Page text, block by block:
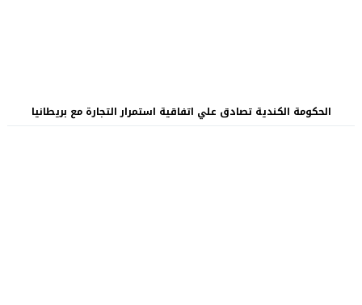
الحكومة الكندية تصادق علي اتفاقية استمرار التجارة مع بريطانيا